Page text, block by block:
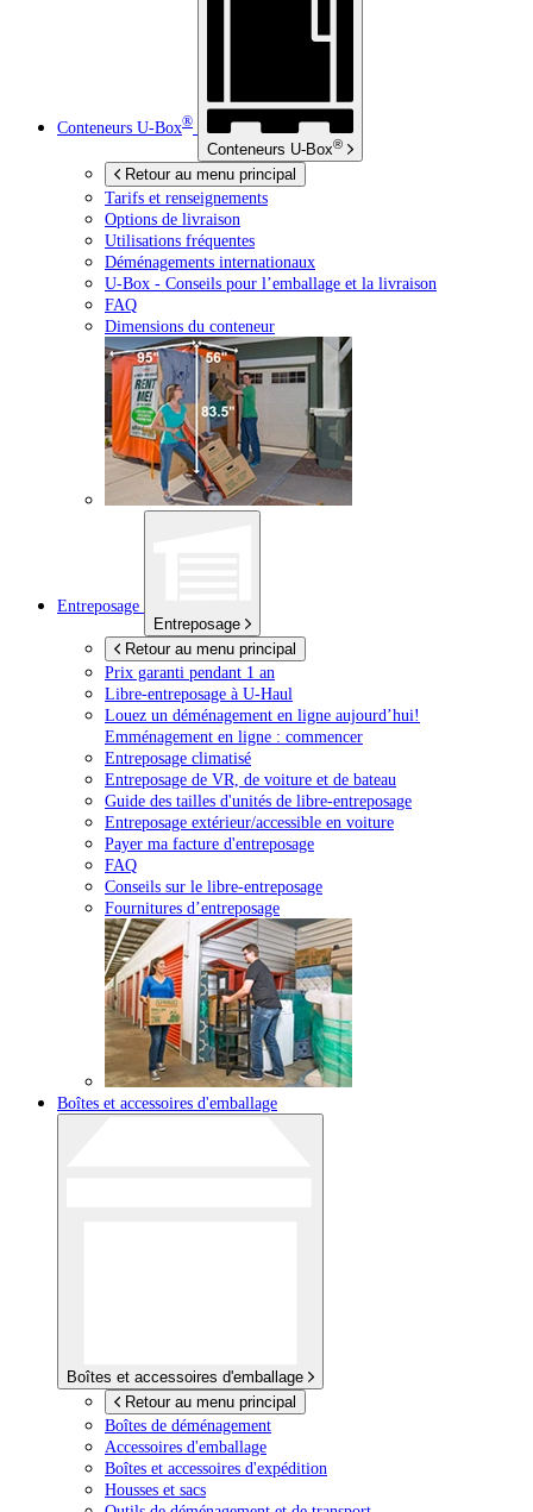
Conteneurs U-Box®
Conteneurs U-Box®
Retour au menu principal
Tarifs et renseignements
Options de livraison
Utilisations fréquentes
Déménagements internationaux
U-Box - Conseils pour l’emballage et la livraison
FAQ
Dimensions du conteneur
Entreposage
Entreposage
Retour au menu principal
Prix garanti pendant 1 an
Libre-entreposage à U-Haul
Louez un déménagement en ligne aujourd’hui!
Emménagement en ligne : commencer
Entreposage climatisé
Entreposage de VR, de voiture et de bateau
Guide des tailles d'unités de libre-entreposage
Entreposage extérieur/accessible en voiture
Payer ma facture d'entreposage
FAQ
Conseils sur le libre-entreposage
Fournitures d’entreposage
Boîtes et accessoires d'emballage
Boîtes et accessoires d'emballage
Retour au menu principal
Boîtes de déménagement
Accessoires d'emballage
Boîtes et accessoires d'expédition
Housses et sacs